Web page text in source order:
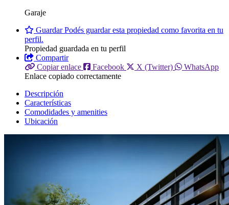
Garaje
GuardarPodés guardar esta propiedad como favorita en tu
perfil.
Propiedad guardada en tu perfil
Compartir
Copiar enlace
Facebook X (Twitter)
WhatsApp
Enlace copiado correctamente
Descripción
Características
Comodidades y amenities
Ubicación